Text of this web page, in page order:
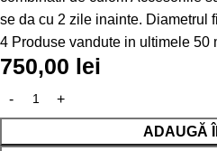
se da cu 2 zile inainte. Diametrul
4 Produse vandute in ultimele 50
750,00 lei
ADAUGĂ